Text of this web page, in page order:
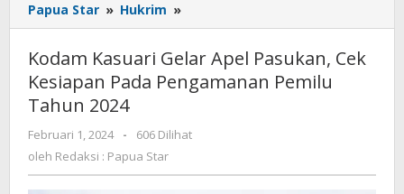
Papua Star » Hukrim »
Kasuari
Apel
Pasukan,
Pada
Pemilu
Kodam Kasuari Gelar Apel Pasukan, Cek
Kesiapan Pada Pengamanan Pemilu
Tahun 2024
Februari 1, 2024
oleh
Redaksi
:
-
606 Dilihat
oleh Redaksi : Papua Star